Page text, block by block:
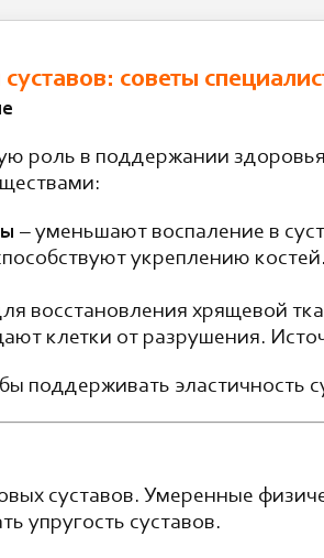
советы
роль в поддержании
– уменьшают воспаление в
укреплению
восстановления хрящевой
клетки от разрушения.
поддерживать эластичность
суставов. Умеренные
упругость суставов.